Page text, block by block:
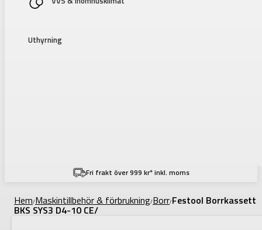
Uthyrning
Fri frakt över 999 kr* inkl. moms
Hem/Maskintillbehör & förbrukning/Borr/Festool Borrkassett
BKS SYS3 D4-10 CE/